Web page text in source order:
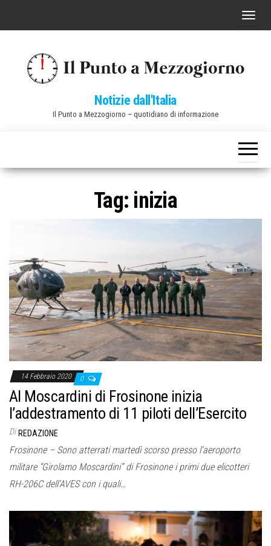
C
a
v
a
o
n
e
Notizie dall'Italia
Il Punto a Mezzogiorno – quotidiano di informazione
Tag: inizia
14 Febbraio 2020 0
Al Moscardini di Frosinone inizia
l’addestramento di 11 piloti dell’Esercito
Di REDAZIONE
Frosinone – Sono atterrati martedì scorso presso l’aeroporto
militare “Girolamo Moscardini” di Frosinone i primi due elicotteri
RH-206C dell’AVES con i quali…